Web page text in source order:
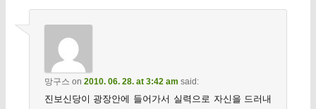
망구스 on 2010. 06. 28. at 3:42 am said:
진보신당이 광장안에 들어가서 실력으로 자신을 드러내